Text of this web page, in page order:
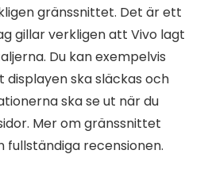
gränssnittet. Det är ett
gillar verkligen att Vivo lagt
Du kan exempelvis
displayen ska släckas och
ska se ut när du
Mer om gränssnittet
fullständiga recensionen.